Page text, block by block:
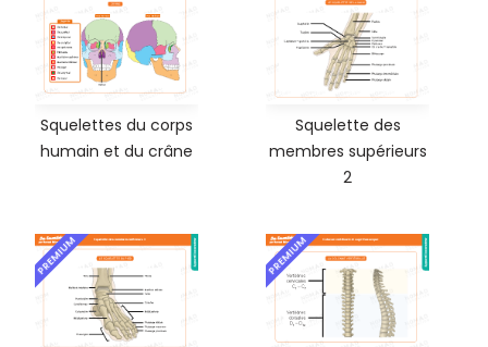
Squelettes du corps
humain et du crâne
Squelette des
membres supérieurs
2
PREMIUM PREMIUM